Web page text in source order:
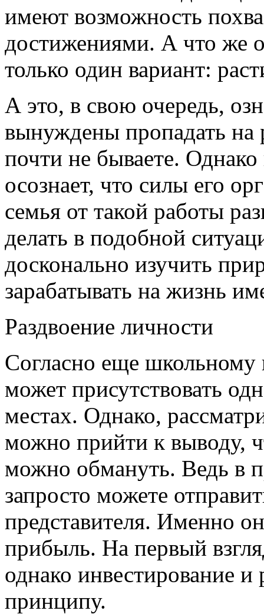
имеют возможность
достижениями. А что же
только один вариант:
А это, в свою очередь,
вынуждены пропадать на
почти не бываете. Однако
осознает, что силы его
семья от такой работы
делать в подобной
досконально изучить
зарабатывать на жизнь
Раздвоение личности
Согласно еще школьному
может присутствовать
местах. Однако,
можно прийти к выводу,
можно обмануть. Ведь в
запросто можете
представителя. Именно
прибыль. На первый
однако инвестирование
принципу.